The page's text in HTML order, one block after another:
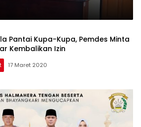
Pantai Kupa-Kupa, Pemdes Minta
Kembalikan Izin
17 Maret 2020